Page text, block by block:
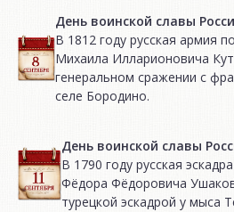
День воинской славы
В 1812 году русская армия
Михаила Илларионовича
генеральном сражении с
селе Бородино.
День воинской славы
В 1790 году русская
Фёдора Фёдоровича
турецкой эскадрой у мыса